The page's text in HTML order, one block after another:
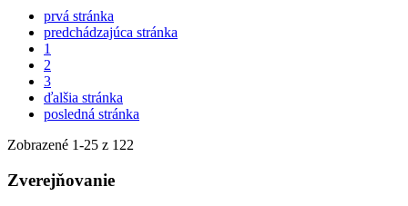
prvá stránka
predchádzajúca stránka
1
2
3
ďalšia stránka
posledná stránka
Zobrazené 1-25 z 122
Zverejňovanie